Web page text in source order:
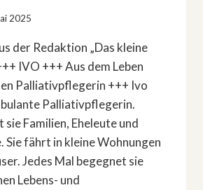
2025
der Redaktion „Das kleine
IVO +++ Aus dem Leben
Palliativpflegerin +++ Ivo
Palliativpflegerin.
sie Familien, Eheleute und
Sie fährt in kleine Wohnungen
Jedes Mal begegnet sie
Lebens- und